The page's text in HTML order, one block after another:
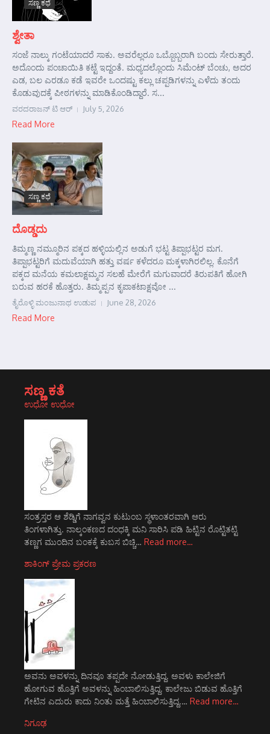
ಸಣ್ಣ ಕಥೆ
ಶ್ವೇತಾ
ಸಂಜೆ ನಾಲ್ಕು ಗಂಟೆಯಾದರೆ ಸಾಕು. ಅವರೆಲ್ಲರೂ ಒಬ್ಬೊಬ್ಬರಾಗಿ ಬಂದು ಸೇರುತ್ತಾರೆ.
ಅದೊಂದು ಪಂಚಾಯಿತಿ ಕಟ್ಟೆ ಇದ್ದಂತೆ. ಮಧ್ಯದಲ್ಲೊಂದು ಸಿಮೆಂಟ್ ಬೆಂಚು, ಅದರ
ಎಡ, ಬಲ ಎರಡೂ ಕಡೆ ಇವರೇ ಒಂದಷ್ಟು ಕಲ್ಲು ಚಪ್ಪಡಿಗಳನ್ನು ಎಳೆದು ತಂದು
ಕೊಡುವುದಕ್ಕೆ ಪೀಠಗಳನ್ನು ಮಾಡಿಕೊಂಡಿದ್ದಾರೆ. ಸ...
ವರದರಾಜನ್ ಟಿ ಆರ್ July 5, 2026
Read More
ಸಣ್ಣ ಕಥೆ
ದೊಡ್ಡದು
ತಿಮ್ಮಣ್ಣ ನಮ್ಮೂರಿನ ಪಕ್ಕದ ಹಳ್ಳಿಯಲ್ಲಿನ ಅಡುಗೆ ಭಟ್ಟ ತಿಪ್ಪಾಭಟ್ಟರ ಮಗ.
ತಿಪ್ಪಾಭಟ್ಟರಿಗೆ ಮದುವೆಯಾಗಿ ಹತ್ತು ವರ್ಷ ಕಳೆದರೂ ಮಕ್ಕಳಾಗಿರಲಿಲ್ಲ. ಕೊನೆಗೆ
ಪಕ್ಕದ ಮನೆಯ ಕಮಲಾಕ್ಷಮ್ಮನ ಸಲಹೆ ಮೇರೆಗೆ ಮಗುವಾದರೆ ತಿರುಪತಿಗೆ ಹೋಗಿ
ಬರುವ ಹರಕೆ ಹೊತ್ತರು. ತಿಮ್ಮಪ್ಪನ ಕೃಪಾಕಟಾಕ್ಷವೋ ...
ತೈರೊಳ್ಳಿ ಮಂಜುನಾಥ ಉಡುಪ June 28, 2026
Read More
ಸಣ್ಣ ಕತೆ
ಉಧೋ ಉಧೋ
ಸಂತ್ರಸ್ತರ ಆ ಶೆಡ್ಡಿಗೆ ನಾಗವ್ವನ ಕುಟುಂಬ ಸ್ಥಳಾಂತರವಾಗಿ ಆರು
ತಿಂಗಳಾಗಿತ್ತು. ನಾಲ್ಕಂಕಣದ ದಂಧಕ್ಕಿ ಮನಿ ಸಾರಿಸಿ ಪಡಿ ಹಿಟ್ಟಿನ ರೊಟ್ಟಿತಟ್ಟಿ
ತಣ್ಣಗ ಮುಂದಿನ ಬಂಕಕ್ಕೆ ಕುಬಸ ಬಿಚ್ಚಿ… Read more…
ಶಾಕಿಂಗ್ ಪ್ರೇಮ ಪ್ರಕರಣ
ಅವನು ಅವಳನ್ನು ದಿನವೂ ತಪ್ಪದೇ ನೋಡುತ್ತಿದ್ದ. ಅವಳು ಕಾಲೇಜಿಗೆ
ಹೋಗುವ ಹೊತ್ತಿಗೆ ಅವಳನ್ನು ಹಿಂಬಾಲಿಸುತ್ತಿದ್ದ. ಕಾಲೇಜು ಬಿಡುವ ಹೊತ್ತಿಗೆ
ಗೇಟಿನ ಎದುರು ಕಾದು ನಿಂತು ಮತ್ತೆ ಹಿಂಬಾಲಿಸುತ್ತಿದ್ದ.… Read more…
ನಿಗೂಢ